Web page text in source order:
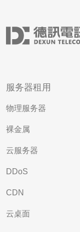
服务器租用
物理服务器
裸金属
云服务器
DDoS
CDN
云桌面